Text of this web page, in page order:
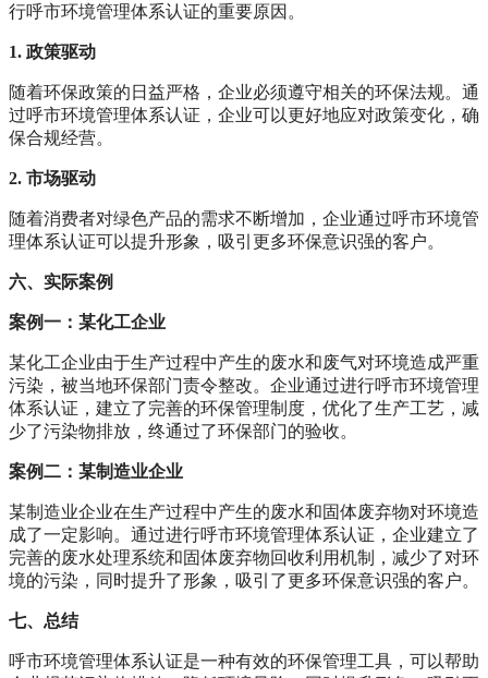
行呼市环境管理体系认证的重要原因。
1. 政策驱动
随着环保政策的日益严格，企业必须遵守相关的环保法规。通
过呼市环境管理体系认证，企业可以更好地应对政策变化，确
保合规经营。
2. 市场驱动
随着消费者对绿色产品的需求不断增加，企业通过呼市环境管
理体系认证可以提升形象，吸引更多环保意识强的客户。
六、实际案例
案例一：某化工企业
某化工企业由于生产过程中产生的废水和废气对环境造成严重
污染，被当地环保部门责令整改。企业通过进行呼市环境管理
体系认证，建立了完善的环保管理制度，优化了生产工艺，减
少了污染物排放，终通过了环保部门的验收。
案例二：某制造业企业
某制造业企业在生产过程中产生的废水和固体废弃物对环境造
成了一定影响。通过进行呼市环境管理体系认证，企业建立了
完善的废水处理系统和固体废弃物回收利用机制，减少了对环
境的污染，同时提升了形象，吸引了更多环保意识强的客户。
七、总结
呼市环境管理体系认证是一种有效的环保管理工具，可以帮助